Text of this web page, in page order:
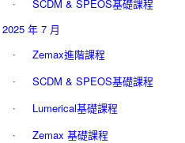
SCDM & SPEOS基礎課程
2025 年 7 月
Zemax進階課程
SCDM & SPEOS基礎課程
Lumerical基礎課程
Zemax 基礎課程